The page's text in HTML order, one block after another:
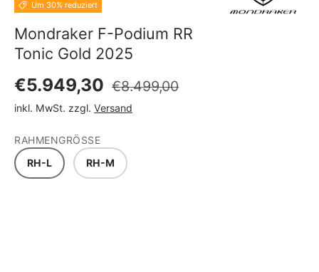
Um 30% reduziert
Mondraker F-Podium RR
Tonic Gold 2025
Verkaufspreis
€5.949,30 Normaler Preis
€8.499,00
inkl. MwSt. zzgl. Versand
RAHMENGRÖSSE
RH-L
RH-M